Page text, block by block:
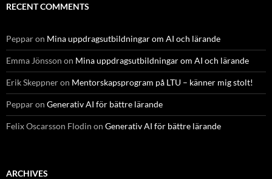
RECENT COMMENTS
Pepparon Mina uppdragsutbildningar om AI och lärande
Emma Jönsson on Mina uppdragsutbildningar om AI och lärande
Erik Skeppneron Mentorskapsprogram på LTU – känner mig stolt!
Pepparon Generativ AI för bättre lärande
Felix Oscarsson Flodin on Generativ AI för bättre lärande
ARCHIVES